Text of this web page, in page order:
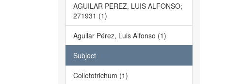
AGUILAR PEREZ, LUIS ALFONSO;
271931 (1)
Aguilar Pérez, Luis Alfonso (1)
Subject
Colletotrichum (1)